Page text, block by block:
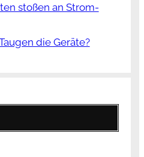
stoßen an Strom-
die Geräte?